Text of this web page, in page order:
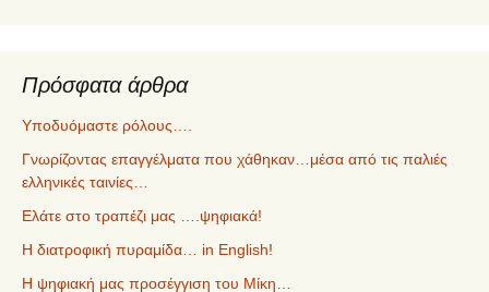
Πρόσφατα άρθρα
Υποδυόμαστε ρόλους….
Γνωρίζοντας επαγγέλματα που χάθηκαν…μέσα από τις παλιές
ελληνικές ταινίες…
Ελάτε στο τραπέζι μας ….ψηφιακά!
Η διατροφική πυραμίδα… in English!
Η ψηφιακή μας προσέγγιση του Μίκη…